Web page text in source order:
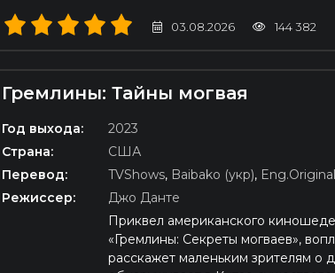
03.08.2026 144 382
Гремлины: Тайны могвая
Год выхода:
2023
Страна:
США
Перевод:
TVShows, Baibako (укр), Eng.Original
Режиссер:
Джо Данте
Приквел американского
«Гремлины: Секреты могваев»,
расскажет маленьким зрителям о